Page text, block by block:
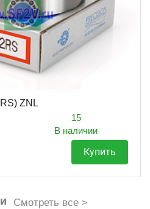
ZNL
15
В наличии
Купить
Смотреть все >